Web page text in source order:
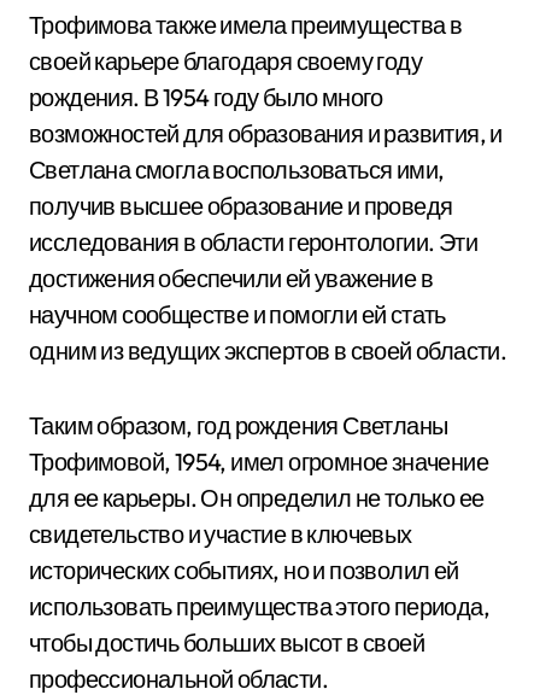
Трофимова также имела преимущества в
своей карьере благодаря своему году
рождения. В 1954 году было много
возможностей для образования и развития, и
Светлана смогла воспользоваться ими,
получив высшее образование и проведя
исследования в области геронтологии. Эти
достижения обеспечили ей уважение в
научном сообществе и помогли ей стать
одним из ведущих экспертов в своей области.
Таким образом, год рождения Светланы
Трофимовой, 1954, имел огромное значение
для ее карьеры. Он определил не только ее
свидетельство и участие в ключевых
исторических событиях, но и позволил ей
использовать преимущества этого периода,
чтобы достичь больших высот в своей
профессиональной области.